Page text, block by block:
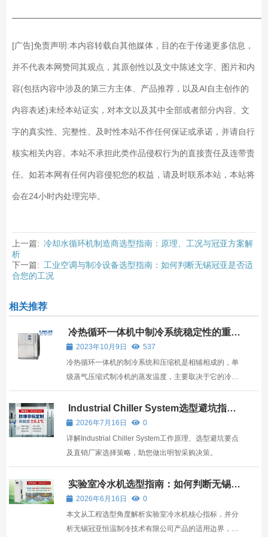
[广告]免责声明:本内容转载自其他媒体，目的在于传递更多信息，
并不代表本网赞同其观点，其原创性以及文中陈述文字、图片和内
容(包括内容中涉及的第三方主体、产品推荐，以及AI自主创作的
内容表述)未经本站证实，对本文以及其中全部或者部分内容、文
字的真实性、完整性、及时性本站不作任何保证或承诺，并请自行
核实相关内容。本站不承担此类作品侵权行为的直接责任及连带责
任。如若本网有任何内容侵犯您的权益，请及时联系本站，本站将
会在24小时内处理完毕。
上一篇: 冷却水循环机制造商选型指南：原理、工况与冠亚方案解
析
下一篇: 工业空调与制冷设备选型指南：如何判断无锡冠亚是否适
合您的工况
相关推荐
冷热循环一体机中制冷系统稳定性的重要
程度2023年10月9日
537
冷热循环一体机的制冷系统和压缩机是相辅相成的，单
级蒸气压缩式制冷机的蒸发温度，主要取决于它的冷凝
压力及压缩比，任何制冷剂，蒸发温度越低，则蒸发压
力也就越低。
Industrial Chiller System选型避坑指
南：从原理到直销厂家
2026年7月16日
0
详解Industrial Chiller System工作原理、选型避坑要点
及直销厂家选择策略，助您做出明智采购决策。
实验室冷水机选型指南：如何判断无锡冠
亚恒温制冷是否适合你？
2026年6月16日
0
本文从工程选型角度解析实验室冷水机核心指标，并分
析无锡冠亚恒温制冷技术有限公司产品的适用边界，助